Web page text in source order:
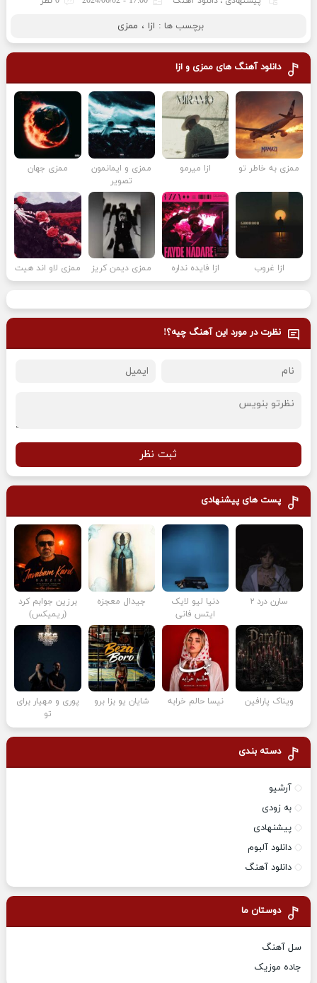
برچسب ها : ازا ، ممزی
دانلود آهنگ های ممزی و ازا
ممزی به خاطر تو ازا میرمو
ممزی و ایمانمون
تصویر
ممزی جهان
ازا غروب ازا فایده نداره ممزی دیمن کریز ممزی لاو اند هیت
نظرت در مورد این آهنگ چیه؟!
ثبت نظر
پست های پیشنهادی
سارن درد ۲
دنیا لیو لایک
ایتس فانی
جیدال معجزه
برزین جوابم کرد
(ریمیکس)
ویناک پارافین نیسا حالم خرابه شایان یو بزا برو
پوری و مهیار برای
تو
دسته بندی
آرشیو
به زودی
پیشنهادی
دانلود آلبوم
دانلود آهنگ
دوستان ما
سل آهنگ
جاده موزیک